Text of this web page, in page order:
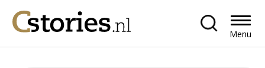
Menu